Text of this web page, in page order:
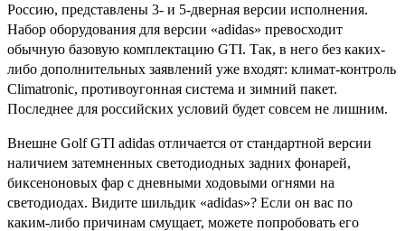
Россию, представлены 3- и 5-дверная версии исполнения.
Набор оборудования для версии «adidas» превосходит
обычную базовую комплектацию GTI. Так, в него без каких-
либо дополнительных заявлений уже входят: климат-контроль
Climatronic, противоугонная система и зимний пакет.
Последнее для российских условий будет совсем не лишним.
Внешне Golf GTI adidas отличается от стандартной версии
наличием затемненных светодиодных задних фонарей,
биксеноновых фар с дневными ходовыми огнями на
светодиодах. Видите шильдик «adidas»? Если он вас по
каким-либо причинам смущает, можете попробовать его